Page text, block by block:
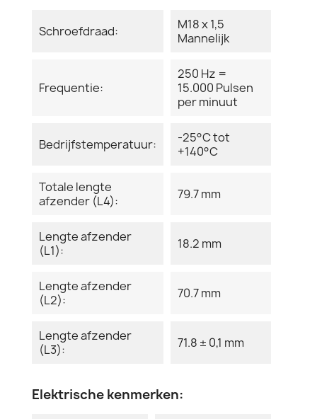
Schroefdraad:
M18 x 1,5
Mannelijk
Frequentie:
250 Hz =
15.000 Pulsen
per minuut
Bedrijfstemperatuur:
-25°C tot
+140°C
Totale lengte
afzender (L4):
79.7 mm
Lengte afzender
(L1):
18.2 mm
Lengte afzender
(L2):
70.7 mm
Lengte afzender
(L3):
71.8 ± 0,1 mm
Elektrische kenmerken: